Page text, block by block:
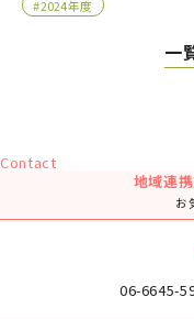
#2024年度
一
Contact
地域連
お
06-6645-